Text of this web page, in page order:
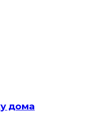
дома